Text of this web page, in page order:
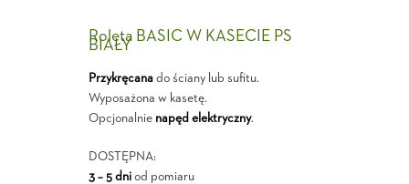
Roleta BASIC W KASECIE PS
BIAŁY
Przykręcanado ściany lub sufitu.
Wyposażona w kasetę.
Opcjonalnie napęd elektryczny.
DOSTĘPNA:
3 – 5 dniod pomiaru